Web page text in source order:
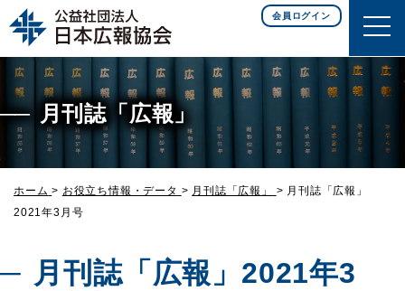
このページの本文へ移動
会員ログイン
月刊誌「広報」
ホーム > お役立ち情報・データ > 月刊誌「広報」 > 月刊誌「広報」
2021年3月号
月刊誌「広報」2021年3